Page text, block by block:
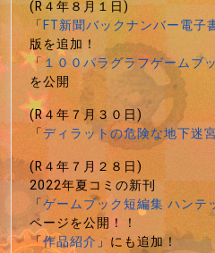
(R４年８月１日)
「FT新聞バックナンバー電子
版を追加！
「１００パラグラフゲームブ
を公開
(R４年７月３０日)
「ディラットの危険な地下迷
(R４年７月２８日)
2022年夏コミの新刊
「ゲームブック短編集 ハンテ
ページを公開！！
「作品紹介」にも追加！